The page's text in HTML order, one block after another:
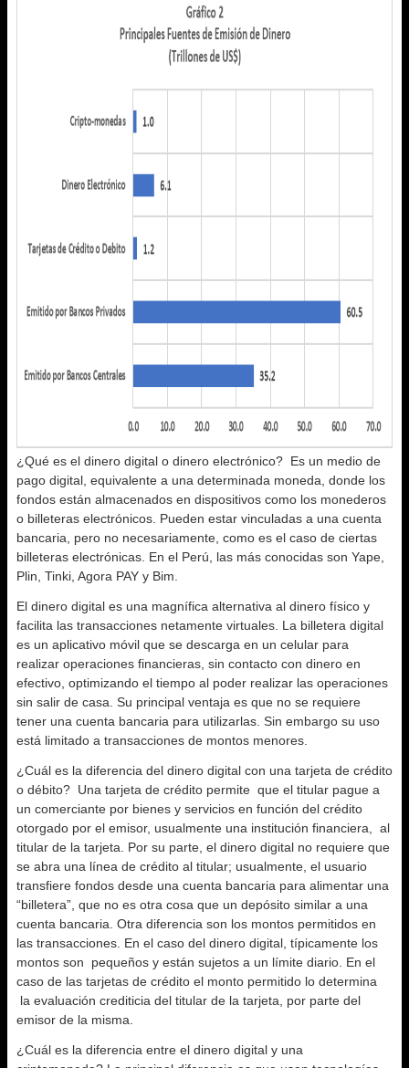
¿Qué es el dinero digital o dinero electrónico? Es un medio de
pago digital, equivalente a una determinada moneda, donde los
fondos están almacenados en dispositivos como los monederos
o billeteras electrónicos. Pueden estar vinculadas a una cuenta
bancaria, pero no necesariamente, como es el caso de ciertas
billeteras electrónicas. En el Perú, las más conocidas son Yape,
Plin, Tinki, Agora PAY y Bim.
El dinero digital es una magnífica alternativa al dinero físico y
facilita las transacciones netamente virtuales. La billetera digital
es un aplicativo móvil que se descarga en un celular para
realizar operaciones financieras, sin contacto con dinero en
efectivo, optimizando el tiempo al poder realizar las operaciones
sin salir de casa. Su principal ventaja es que no se requiere
tener una cuenta bancaria para utilizarlas. Sin embargo su uso
está limitado a transacciones de montos menores.
¿Cuál es la diferencia del dinero digital con una tarjeta de crédito
o débito? Una tarjeta de crédito permite que el titular pague a
un comerciante por bienes y servicios en función del crédito
otorgado por el emisor, usualmente una institución financiera, al
titular de la tarjeta. Por su parte, el dinero digital no requiere que
se abra una línea de crédito al titular; usualmente, el usuario
transfiere fondos desde una cuenta bancaria para alimentar una
“billetera”, que no es otra cosa que un depósito similar a una
cuenta bancaria. Otra diferencia son los montos permitidos en
las transacciones. En el caso del dinero digital, típicamente los
montos son pequeños y están sujetos a un límite diario. En el
caso de las tarjetas de crédito el monto permitido lo determina
la evaluación crediticia del titular de la tarjeta, por parte del
emisor de la misma.
¿Cuál es la diferencia entre el dinero digital y una